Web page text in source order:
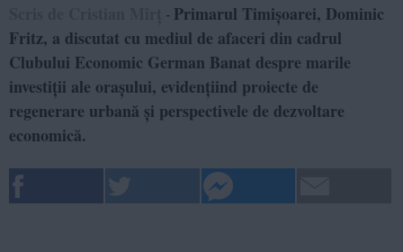
- Primarul Timișoarei, Dominic
Fritz, a discutat cu mediul de afaceri din cadrul
Clubului Economic German Banat despre marile
investiții ale orașului, evidențiind proiecte de
regenerare urbană și perspectivele de dezvoltare
economică.